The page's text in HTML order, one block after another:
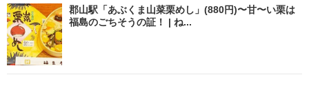
郡山駅「あぶくま山菜栗めし」(880円)〜甘〜い栗は
福島のごちそうの証！ | ね...